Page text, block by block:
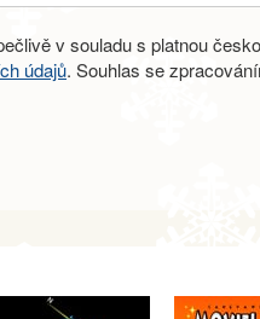
v souladu s platnou
údajů. Souhlas se